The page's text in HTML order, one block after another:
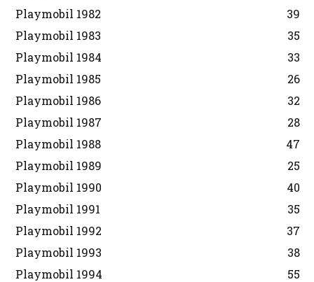
Playmobil 1982
39
Playmobil 1983
35
Playmobil 1984
33
Playmobil 1985
26
Playmobil 1986
32
Playmobil 1987
28
Playmobil 1988
47
Playmobil 1989
25
Playmobil 1990
40
Playmobil 1991
35
Playmobil 1992
37
Playmobil 1993
38
Playmobil 1994
55